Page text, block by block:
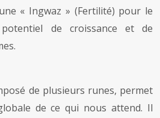
« Ingwaz » (Fertilité) pour le
de croissance et de
de plusieurs runes, permet
de ce qui nous attend. Il